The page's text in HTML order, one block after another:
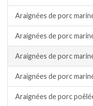
Araignées de porc
Araignées de porc
Araignées de porc
Araignées de porc
Araignées de porc